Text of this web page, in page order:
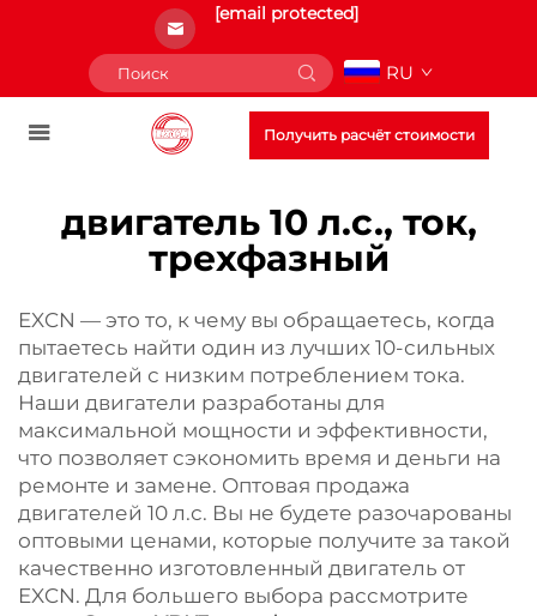
[email protected]
RU
Получить расчёт стоимости
двигатель 10 л.с., ток,
трехфазный
EXCN — это то, к чему вы обращаетесь, когда
пытаетесь найти один из лучших 10-сильных
двигателей с низким потреблением тока.
Наши двигатели разработаны для
максимальной мощности и эффективности,
что позволяет сэкономить время и деньги на
ремонте и замене. Оптовая продажа
двигателей 10 л.с. Вы не будете разочарованы
оптовыми ценами, которые получите за такой
качественно изготовленный двигатель от
EXCN. Для большего выбора рассмотрите